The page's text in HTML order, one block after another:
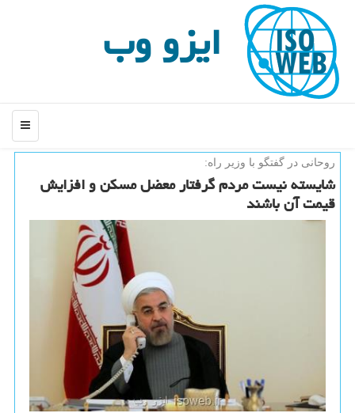
ایزو وب
منو
روحانی در گفتگو با وزیر راه:
شایسته نیست مردم گرفتار معضل مسكن و افزایش
قیمت آن باشند